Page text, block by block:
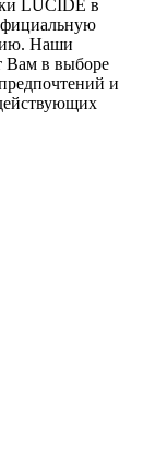
LUCIDE в
Наши
Вам в выборе
и